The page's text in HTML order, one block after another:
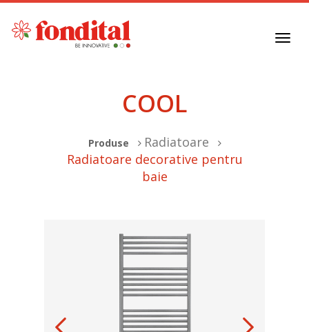
COOL
Produse
Radiatoare
Radiatoare decorative pentru
baie